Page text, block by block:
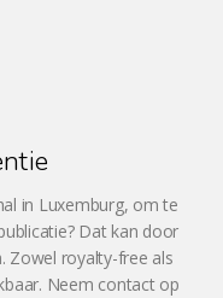
in Luxemburg, om te
Dat kan door
Zowel royalty-free als
Neem contact op